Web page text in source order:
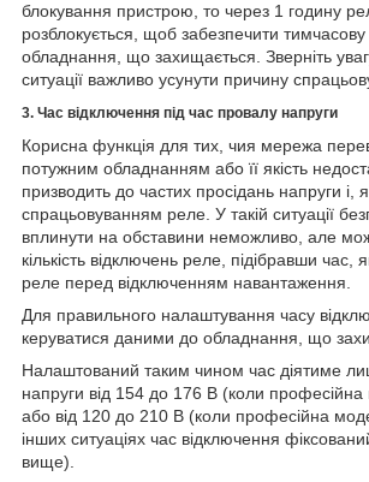
блокування пристрою, то через 1 годину
розблокується, щоб забезпечити
обладнання, що захищається. Зверніть
ситуації важливо усунути причину
3. Час відключення під час провалу напруги
Корисна функція для тих, чия мережа
потужним обладнанням або її якість
призводить до частих просідань напруги і,
спрацьовуванням реле. У такій ситуації
вплинути на обставини неможливо, але
кількість відключень реле, підібравши час,
реле перед відключенням навантаження.
Для правильного налаштування часу
керуватися даними до обладнання, що
Налаштований таким чином час діятиме
напруги від 154 до 176 В (коли
або від 120 до 210 В (коли професійна
інших ситуаціях час відключення
вище).